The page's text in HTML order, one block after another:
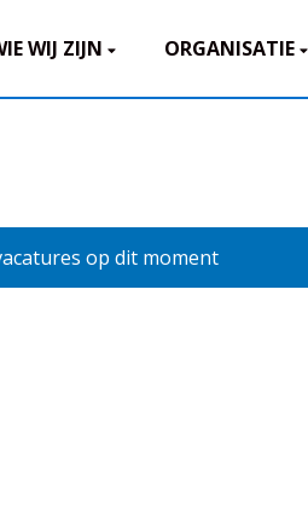
WIJ ZIJN ORGANISATIE
op dit moment